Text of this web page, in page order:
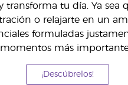
transforma tu día. Ya sea
o relajarte en un
formuladas
momentos más
¡Descúbrelos!